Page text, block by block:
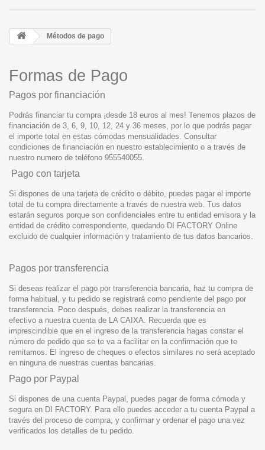
Métodos de pago
Formas de Pago
Pagos por financiación
Podrás financiar tu compra ¡desde 18 euros al mes! Tenemos plazos de
financiación de 3, 6, 9, 10, 12, 24 y 36 meses, por lo que podrás pagar
el importe total en estas cómodas mensualidades. Consultar
condiciones de financiación en nuestro establecimiento o a través de
nuestro numero de teléfono 955540055.
Pago con tarjeta
Si dispones de una tarjeta de crédito o débito, puedes pagar el importe
total de tu compra directamente a través de nuestra web. Tus datos
estarán seguros porque son confidenciales entre tu entidad emisora y la
entidad de crédito correspondiente, quedando DI FACTORY Online
excluido de cualquier información y tratamiento de tus datos bancarios.
Pagos por transferencia
Si deseas realizar el pago por transferencia bancaria, haz tu compra de
forma habitual, y tu pedido se registrará como pendiente del pago por
transferencia. Poco después, debes realizar la transferencia en
efectivo a nuestra cuenta de LA CAIXA. Recuerda que es
imprescindible que en el ingreso de la transferencia hagas constar el
número de pedido que se te va a facilitar en la confirmación que te
remitamos. El ingreso de cheques o efectos similares no será aceptado
en ninguna de nuestras cuentas bancarias.
Pago por Paypal
Si dispones de una cuenta Paypal, puedes pagar de forma cómoda y
segura en DI FACTORY. Para ello puedes acceder a tu cuenta Paypal a
través del proceso de compra, y confirmar y ordenar el pago una vez
verificados los detalles de tu pedido.